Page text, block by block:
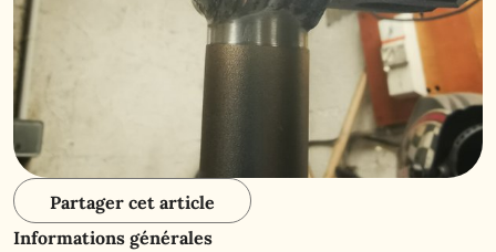
Partager cet article
Informations générales